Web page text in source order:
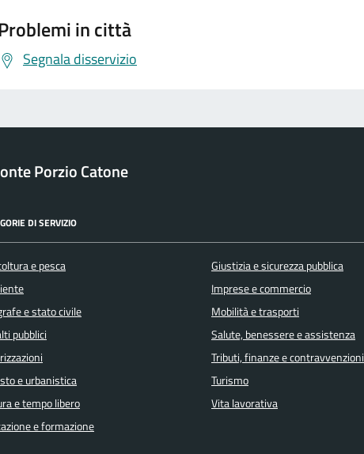
in città
Segnala disservizio
Porzio Catone
DI SERVIZIO
e pesca
e stato civile
pubblici
e urbanistica
e tempo libero
e formazione
Giustizia e sicurezza pubblica
Imprese e commercio
Mobilità e trasporti
Salute, benessere e assistenza
Tributi, finanze e contravvenzioni
Turismo
Vita lavorativa